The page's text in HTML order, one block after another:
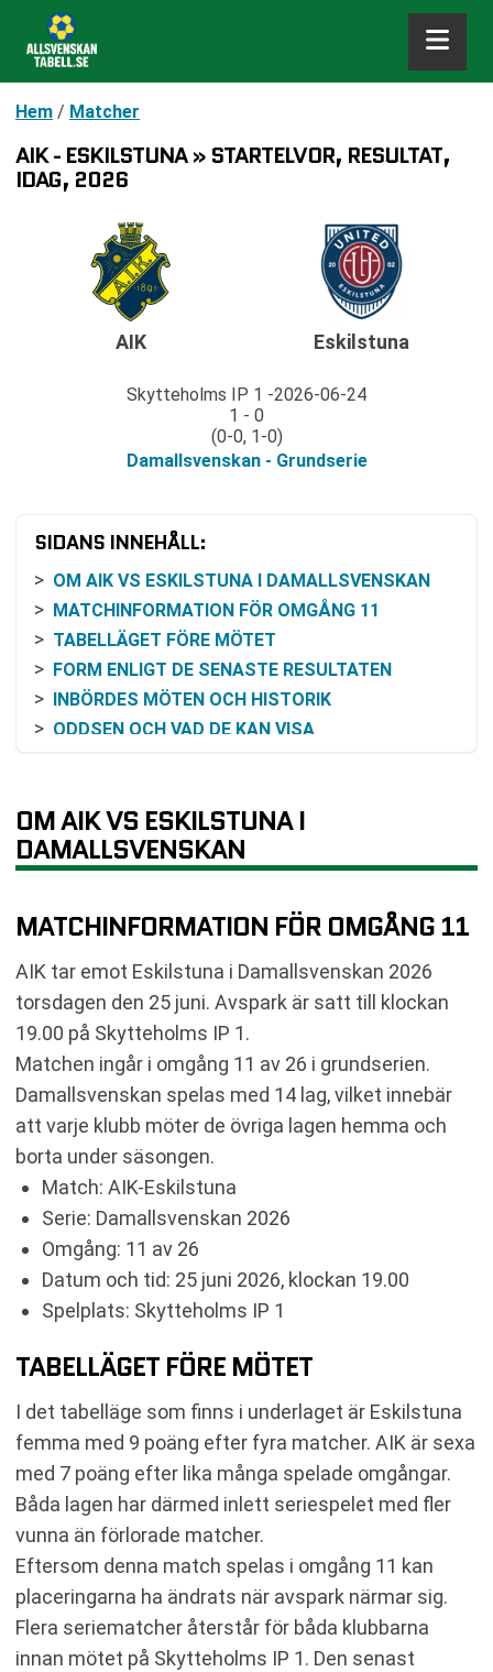
Hem / Matcher
AIK - ESKILSTUNA » STARTELVOR, RESULTAT,
IDAG, 2026
AIK
Skytteholms IP 1
2026-06-24
1 - 0
(0-0, 1-0)
Damallsvenskan - Grundserie
Eskilstuna
SIDANS INNEHÅLL:
OM AIK VS ESKILSTUNA I DAMALLSVENSKAN
MATCHINFORMATION FÖR OMGÅNG 11
TABELLÄGET FÖRE MÖTET
FORM ENLIGT DE SENASTE RESULTATEN
INBÖRDES MÖTEN OCH HISTORIK
ODDSEN OCH VAD DE KAN VISA
VANLIGA FRÅGOR OM AIK VS ESKILSTUNA
SENASTE RESULTAT AIK
RESULTAT INBÖRDES MÖTEN
TABELL
KOMMANDE MATCHER AIK
KOMMANDE MATCHER ESKILSTUNA
RELATERADE NYHETER
OM AIK VS ESKILSTUNA I
DAMALLSVENSKAN
MATCHINFORMATION FÖR OMGÅNG 11
AIK tar emot Eskilstuna i Damallsvenskan 2026
torsdagen den 25 juni. Avspark är satt till klockan
19.00 på Skytteholms IP 1.
Matchen ingår i omgång 11 av 26 i grundserien.
Damallsvenskan spelas med 14 lag, vilket innebär
att varje klubb möter de övriga lagen hemma och
borta under säsongen.
Match: AIK-Eskilstuna
Serie: Damallsvenskan 2026
Omgång: 11 av 26
Datum och tid: 25 juni 2026, klockan 19.00
Spelplats: Skytteholms IP 1
TABELLÄGET FÖRE MÖTET
I det tabelläge som finns i underlaget är Eskilstuna
femma med 9 poäng efter fyra matcher. AIK är sexa
med 7 poäng efter lika många spelade omgångar.
Båda lagen har därmed inlett seriespelet med fler
vunna än förlorade matcher.
Eftersom denna match spelas i omgång 11 kan
placeringarna ha ändrats när avspark närmar sig.
Flera seriematcher återstår för båda klubbarna
innan mötet på Skytteholms IP 1. Den senast